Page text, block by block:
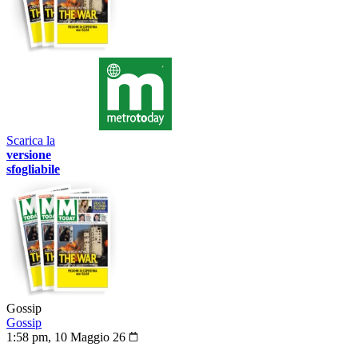
Scarica la
versione
sfogliabile
Gossip
Gossip
1:58 pm, 10 Maggio 26